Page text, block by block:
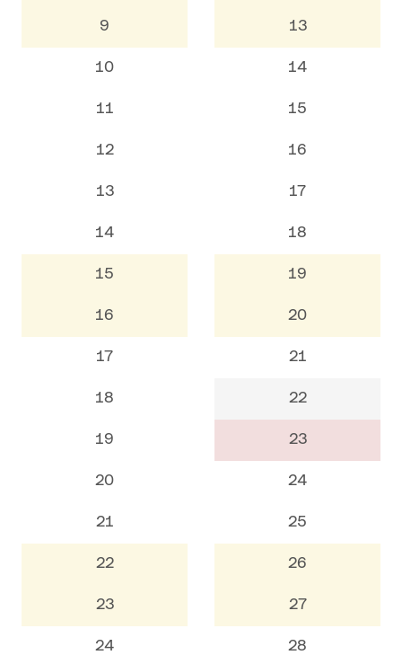
9
10
11
12
13
14
15
16
17
18
19
20
21
22
23
24
13
14
15
16
17
18
19
20
21
22
23
24
25
26
27
28